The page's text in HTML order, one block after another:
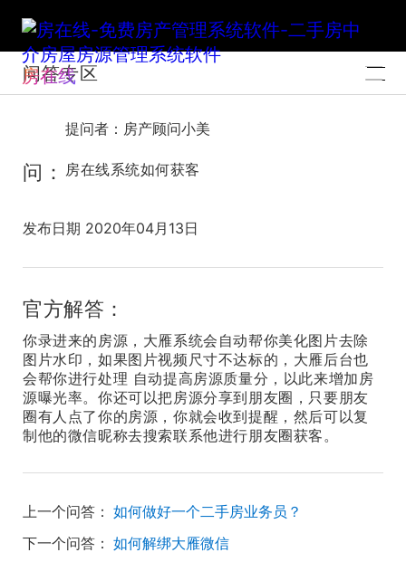
房在线
问答专区
提问者：房产顾问小美
问： 房在线系统如何获客
发布日期 2020年04月13日
官方解答：
你录进来的房源，大雁系统会自动帮你美化图片去除
图片水印，如果图片视频尺寸不达标的，大雁后台也
会帮你进行处理 自动提高房源质量分，以此来增加房
源曝光率。你还可以把房源分享到朋友圈，只要朋友
圈有人点了你的房源，你就会收到提醒，然后可以复
制他的微信昵称去搜索联系他进行朋友圈获客。
上一个问答： 如何做好一个二手房业务员？
下一个问答： 如何解绑大雁微信